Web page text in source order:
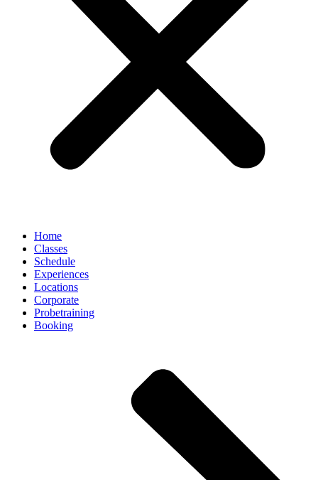
Home
Classes
Schedule
Experiences
Locations
Corporate
Probetraining
Booking